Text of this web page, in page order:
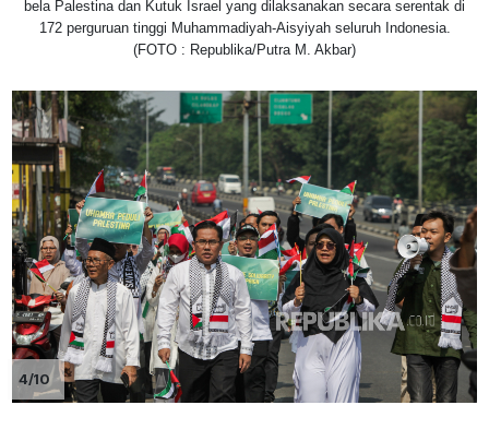
bela Palestina dan Kutuk Israel yang dilaksanakan secara serentak di
172 perguruan tinggi Muhammadiyah-Aisyiyah seluruh Indonesia.
(FOTO : Republika/Putra M. Akbar)
4/10